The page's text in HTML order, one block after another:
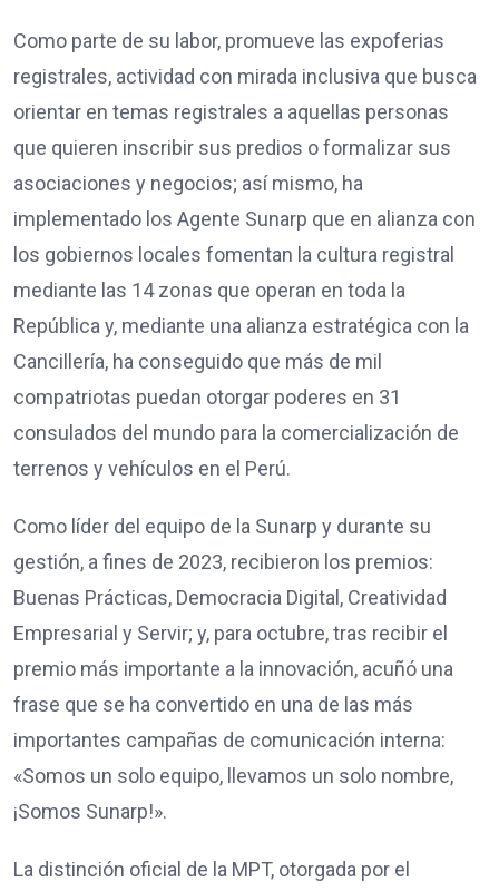
Como parte de su labor, promueve las expoferias
registrales, actividad con mirada inclusiva que busca
orientar en temas registrales a aquellas personas
que quieren inscribir sus predios o formalizar sus
asociaciones y negocios; así mismo, ha
implementado los Agente Sunarp que en alianza con
los gobiernos locales fomentan la cultura registral
mediante las 14 zonas que operan en toda la
República y, mediante una alianza estratégica con la
Cancillería, ha conseguido que más de mil
compatriotas puedan otorgar poderes en 31
consulados del mundo para la comercialización de
terrenos y vehículos en el Perú.
Como líder del equipo de la Sunarp y durante su
gestión, a fines de 2023, recibieron los premios:
Buenas Prácticas, Democracia Digital, Creatividad
Empresarial y Servir; y, para octubre, tras recibir el
premio más importante a la innovación, acuñó una
frase que se ha convertido en una de las más
importantes campañas de comunicación interna:
«Somos un solo equipo, llevamos un solo nombre,
¡Somos Sunarp!».
La distinción oficial de la MPT, otorgada por el